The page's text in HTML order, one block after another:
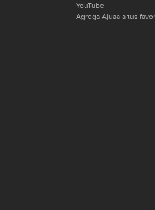
YouTube
Agrega Ajuaa a tus